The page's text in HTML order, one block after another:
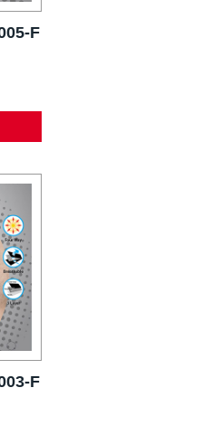
F
F